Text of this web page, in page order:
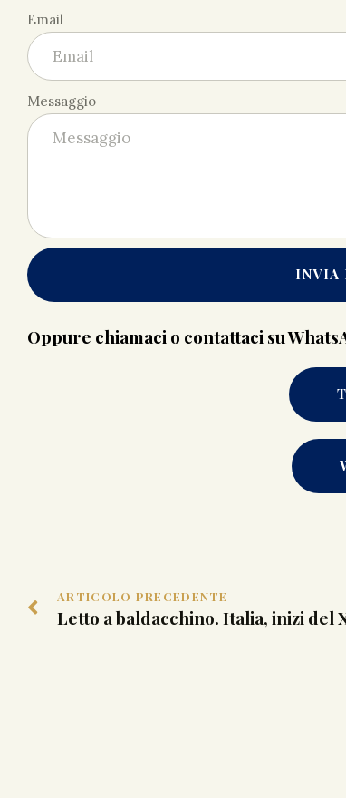
Email
Messaggio
INVIA
Oppure chiamaci o contattaci su
ARTICOLO PRECEDENTE